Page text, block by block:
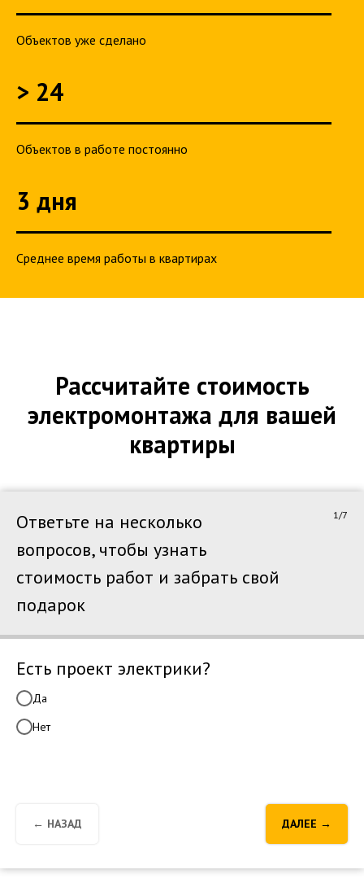
Объектов уже сделано
> 24
Объектов в работе постоянно
3 дня
Среднее время работы в квартирах
Рассчитайте стоимость
электромонтажа для вашей
квартиры
Ответьте на несколько
вопросов, чтобы узнать
стоимость работ и забрать свой
подарок
1/7
Есть проект электрики?
Да
Нет
← НАЗАД ДАЛЕЕ →